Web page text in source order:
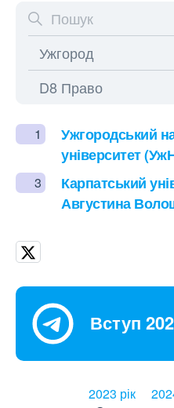
1
Ужгородський
університет
3
Карпатський
Августина
Вступ
2023 рік